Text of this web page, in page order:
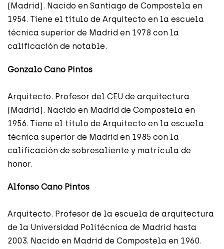
(Madrid). Nacido en Santiago de Compostela en
1954. Tiene el título de Arquitecto en la escuela
técnica superior de Madrid en 1978 con la
calificación de notable.
Gonzalo Cano Pintos
Arquitecto. Profesor del CEU de arquitectura
(Madrid). Nacido en Madrid de Compostela en
1956. Tiene el título de Arquitecto en la escuela
técnica superior de Madrid en 1985 con la
calificación de sobresaliente y matrícula de
honor.
Alfonso Cano Pintos
Arquitecto. Profesor de la escuela de arquitectura
de la Universidad Politécnica de Madrid hasta
2003. Nacido en Madrid de Compostela en 1960.